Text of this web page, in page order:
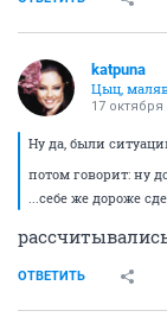
katpuna
Цыц,
17 октября
Ну да, были
потом говорит: ну
...себе же дороже
ОТВЕТИТЬ